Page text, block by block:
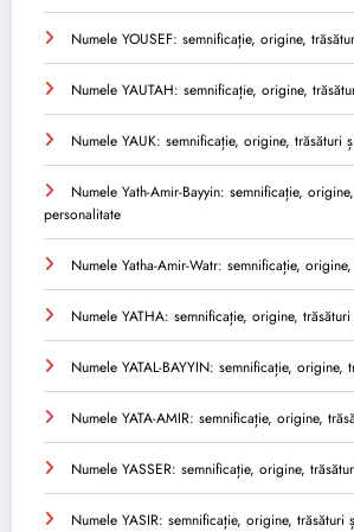
Numele YOUSEF: semnificație, origine,
Numele YAUTAH: semnificație, origine,
Numele YAUK: semnificație, origine, trăsături
Numele Yath-Amir-Bayyin: semnificație,
personalitate
Numele Yatha-Amir-Watr: semnificație,
Numele YATHA: semnificație, origine,
Numele YATAL-BAYYIN: semnificație, origine,
Numele YATA-AMIR: semnificație, origine,
Numele YASSER: semnificație, origine,
Numele YASIR: semnificație, origine, trăsături